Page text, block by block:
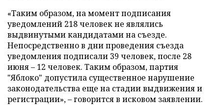
«Таким образом, на момент подписания
уведомлений 218 человек не являлись
выдвинутыми кандидатами на съезде.
Непосредственно в дни проведения съезда
уведомления подписали 39 человек, после 28
июня – 12 человек. Таким образом, партия
"Яблоко" допустила существенное нарушение
законодательства еще на стадии выдвижения и
регистрации», – говорится в исковом заявлении.